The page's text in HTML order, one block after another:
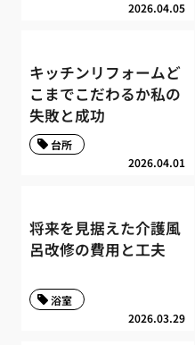
2026.04.05
キッチンリフォームど
こまでこだわるか私の
失敗と成功
2026.04.01
台所
将来を見据えた介護風
呂改修の費用と工夫
2026.03.29
浴室